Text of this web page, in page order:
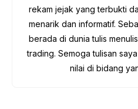
rekam jejak yang terbukti
menarik dan informatif.
berada di dunia tulis
trading. Semoga tulisan
nilai di bidang